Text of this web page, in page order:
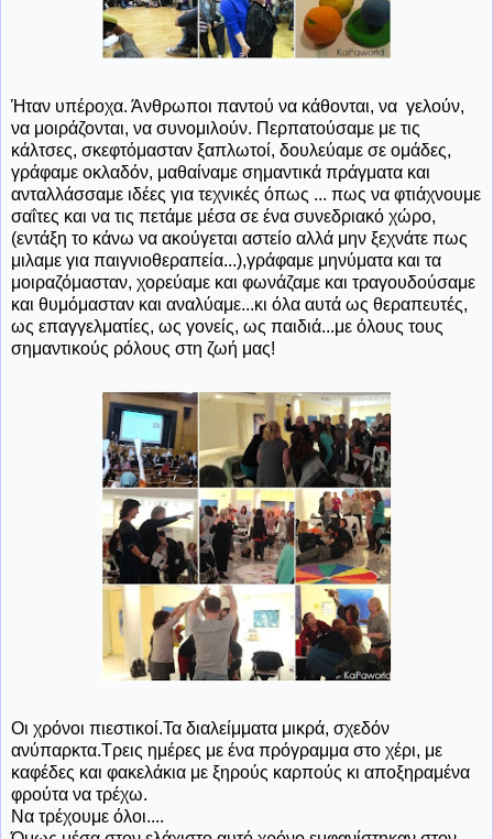
Ήταν υπέροχα. Άνθρωποι παντού να κάθονται, να γελούν,
να μοιράζονται, να συνομιλούν. Περπατούσαμε με τις
κάλτσες, σκεφτόμασταν ξαπλωτοί, δουλεύαμε σε ομάδες,
γράφαμε οκλαδόν, μαθαίναμε σημαντικά πράγματα και
ανταλλάσσαμε ιδέες για τεχνικές όπως ... πως να φτιάχνουμε
σαΐτες και να τις πετάμε μέσα σε ένα συνεδριακό χώρο,
(εντάξη το κάνω να ακούγεται αστείο αλλά μην ξεχνάτε πως
μιλαμε για παιγνιοθεραπεία...),γράφαμε μηνύματα και τα
μοιραζόμασταν, χορεύαμε και φωνάζαμε και τραγουδούσαμε
και θυμόμασταν και αναλύαμε...κι όλα αυτά ως θεραπευτές,
ως επαγγελματίες, ως γονείς, ως παιδιά...με όλους τους
σημαντικούς ρόλους στη ζωή μας!
Οι χρόνοι πιεστικοί.Τα διαλείμματα μικρά, σχεδόν
ανύπαρκτα.Τρεις ημέρες με ένα πρόγραμμα στο χέρι, με
καφέδες και φακελάκια με ξηρούς καρπούς κι αποξηραμένα
φρούτα να τρέχω.
Να τρέχουμε όλοι....